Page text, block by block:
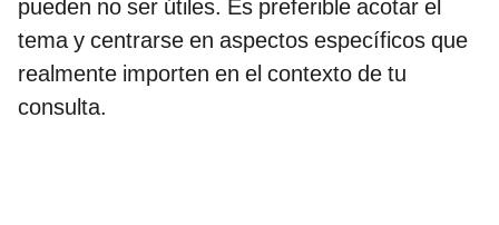
pueden no ser útiles. Es preferible acotar el
tema y centrarse en aspectos específicos que
realmente importen en el contexto de tu
consulta.